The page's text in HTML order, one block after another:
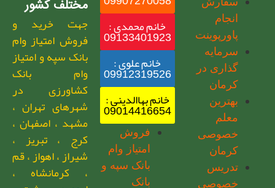
انجام
پاورپوینت
سرمایه
گذاری در
کرمان
بهترین
معلم
خصوصی
کرمان
تدریس
خصوصی
خانم محمدی :
09133401923
خانم علوی :
09912319526
خانم بهاالدینی :
09014416654
فروش
امتیاز وام
بانک سپه و
بانک
مختلف کشور
جهت خرید و
فروش امتیاز وام
بانک سپه و امتیاز
وام بانک
کشاورزی در
شهرهای تهران ،
مشهد ، اصفهان ،
کرج ، تبریز ،
شیراز ، اهواز ، قم
، کرمانشاه ،